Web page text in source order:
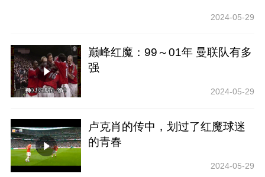
2024-05-29
巅峰红魔：99～01年 曼联队有多
强
2024-05-29
卢克肖的传中，划过了红魔球迷
的青春
2024-05-29